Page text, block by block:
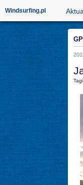
Windsurfing.pl